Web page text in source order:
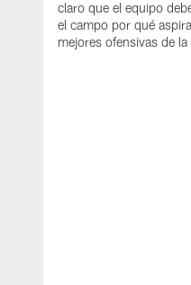
claro que el equipo
el campo por qué
mejores ofensivas de la